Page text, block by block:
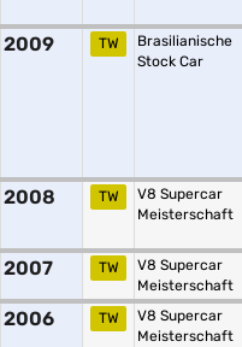
2009 TW
Brasilianische
Stock Car
2008 TW
V8 Supercar
Meisterschaft
2007 TW
V8 Supercar
Meisterschaft
2006 TW
V8 Supercar
Meisterschaft